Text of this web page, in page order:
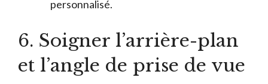
personnalisé.
6. Soigner l’arrière-plan
et l’angle de prise de vue